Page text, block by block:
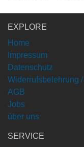
EXPLORE
Home
Impressum
Datenschutz
Widerrufsbelehrung /
AGB
Jobs
über uns
SERVICE